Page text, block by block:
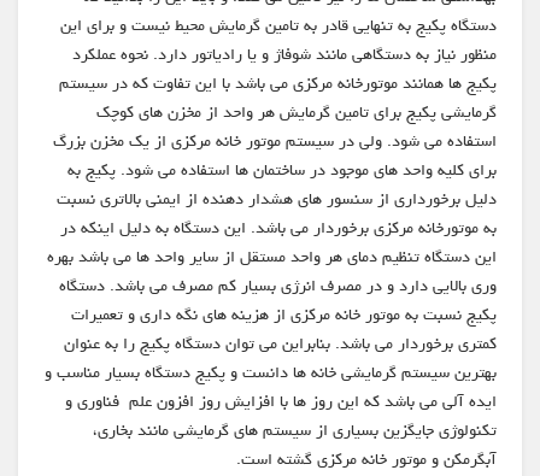
دستگاه پکیج به تنهایی قادر به تامین گرمایش محیط نیست و برای این
منظور نیاز به دستگاهی مانند شوفاژ و یا رادیاتور دارد. نحوه عملکرد
پکیج ها همانند موتورخانه مرکزی می باشد با این تفاوت که در سیستم
گرمایشی پکیج برای تامین گرمایش هر واحد از مخزن های کوچک
استفاده می شود. ولی در سیستم موتور خانه مرکزی از یک مخزن بزرگ
برای کلیه واحد های موجود در ساختمان ها استفاده می شود. پکیج به
دلیل برخورداری از سنسور های هشدار دهنده از ایمنی بالاتری نسبت
به موتورخانه مرکزی برخوردار می باشد. این دستگاه به دلیل اینکه در
این دستگاه تنظیم دمای هر واحد مستقل از سایر واحد ها می باشد بهره
وری بالایی دارد و در مصرف انرژی بسیار کم مصرف می باشد. دستگاه
پکیج نسبت به موتور خانه مرکزی از هزینه های نگه داری و تعمیرات
کمتری برخوردار می باشد. بنابراین می توان دستگاه پکیج را به عنوان
بهترین سیستم گرمایشی خانه ها دانست و پکیج دستگاه بسیار مناسب و
ایده آلی می باشد که این روز ها با افزایش روز افزون علم فناوری و
تکنولوژی جایگزین بسیاری از سیستم های گرمایشی مانند بخاری،
آبگرمکن و موتور خانه مرکزی گشته است.